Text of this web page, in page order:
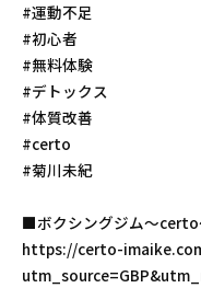
#運動不足
#初心者
#無料体験
#デトックス
#体質改善
#certo
#菊川未紀
■ボクシングジム〜certo
https://certo-